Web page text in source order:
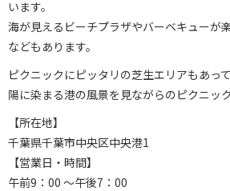
います。
海が見えるビーチプラザやバーベキューが
などもあります。
ピクニックにピッタリの芝生エリアもあっ
陽に染まる港の風景を見ながらのピクニッ
【所在地】
千葉県千葉市中央区中央港1
【営業日・時間】
午前9：00 ～午後7：00